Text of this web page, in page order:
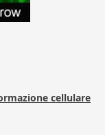
cellulare